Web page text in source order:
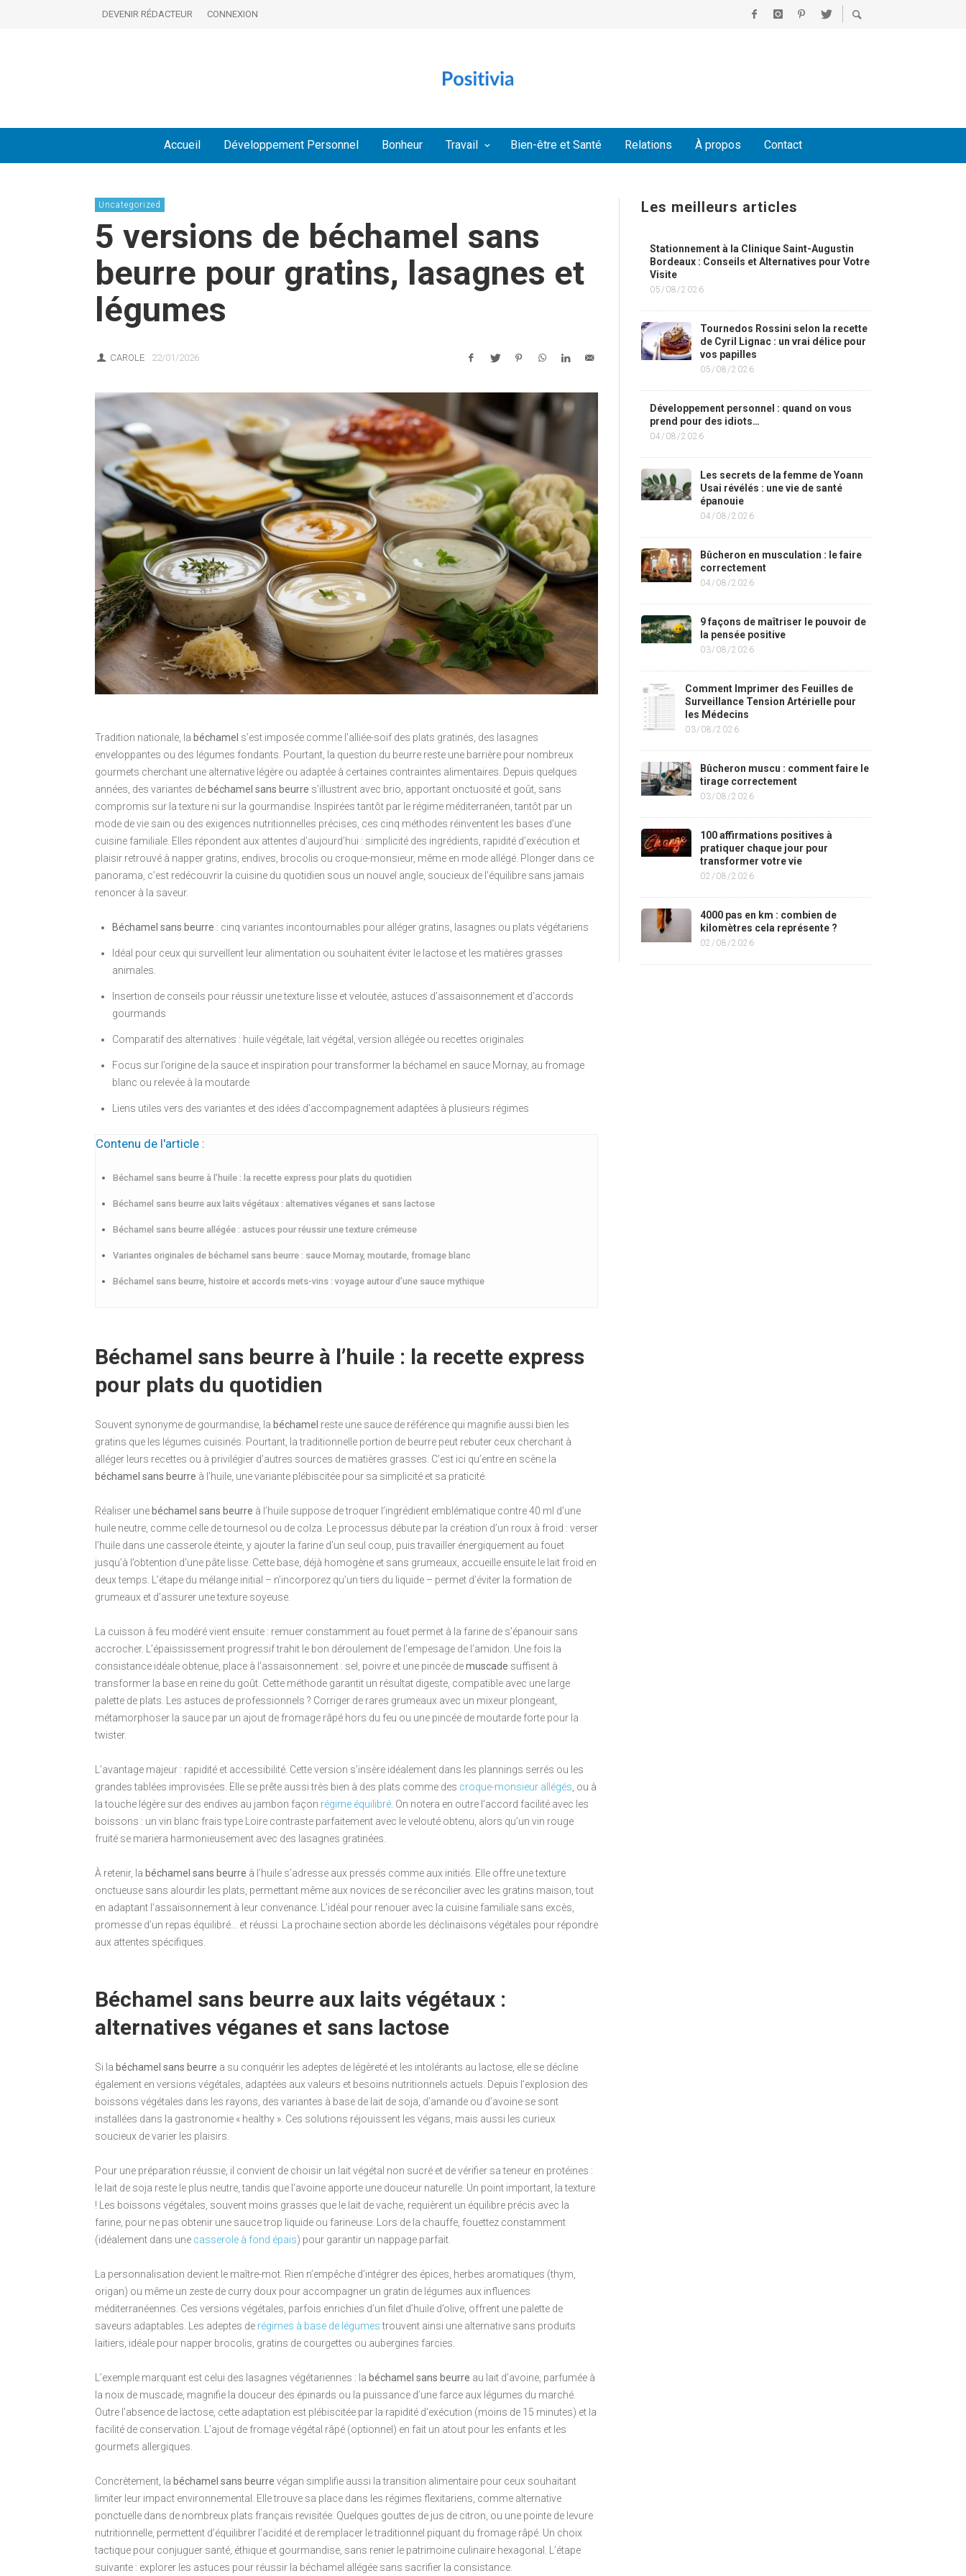
DEVENIR RÉDACTEUR CONNEXION
Accueil Développement Personnel Bonheur Travail Bien-être et Santé Relations À propos Contact
Uncategorized
5 versions de béchamel sans
beurre pour gratins, lasagnes et
légumes
CAROLE 22/01/2026
Tradition nationale, la béchamel s’est imposée comme l’alliée-soif des plats gratinés, des lasagnes
enveloppantes ou des légumes fondants. Pourtant, la question du beurre reste une barrière pour nombreux
gourmets cherchant une alternative légère ou adaptée à certaines contraintes alimentaires. Depuis quelques
années, des variantes de béchamel sans beurre s’illustrent avec brio, apportant onctuosité et goût, sans
compromis sur la texture ni sur la gourmandise. Inspirées tantôt par le régime méditerranéen, tantôt par un
mode de vie sain ou des exigences nutritionnelles précises, ces cinq méthodes réinventent les bases d’une
cuisine familiale. Elles répondent aux attentes d’aujourd’hui : simplicité des ingrédients, rapidité d’exécution et
plaisir retrouvé à napper gratins, endives, brocolis ou croque-monsieur, même en mode allégé. Plonger dans ce
panorama, c’est redécouvrir la cuisine du quotidien sous un nouvel angle, soucieux de l’équilibre sans jamais
renoncer à la saveur.
Béchamel sans beurre : cinq variantes incontournables pour alléger gratins, lasagnes ou plats végétariens
Idéal pour ceux qui surveillent leur alimentation ou souhaitent éviter le lactose et les matières grasses
animales.
Insertion de conseils pour réussir une texture lisse et veloutée, astuces d’assaisonnement et d’accords
gourmands
Comparatif des alternatives : huile végétale, lait végétal, version allégée ou recettes originales
Focus sur l’origine de la sauce et inspiration pour transformer la béchamel en sauce Mornay, au fromage
blanc ou relevée à la moutarde
Liens utiles vers des variantes et des idées d’accompagnement adaptées à plusieurs régimes
Contenu de l'article :
Béchamel sans beurre à l’huile : la recette express pour plats du quotidien
Béchamel sans beurre aux laits végétaux : alternatives véganes et sans lactose
Béchamel sans beurre allégée : astuces pour réussir une texture crémeuse
Variantes originales de béchamel sans beurre : sauce Mornay, moutarde, fromage blanc
Béchamel sans beurre, histoire et accords mets-vins : voyage autour d’une sauce mythique
Béchamel sans beurre à l’huile : la recette express
pour plats du quotidien
Souvent synonyme de gourmandise, la béchamel reste une sauce de référence qui magnifie aussi bien les
gratins que les légumes cuisinés. Pourtant, la traditionnelle portion de beurre peut rebuter ceux cherchant à
alléger leurs recettes ou à privilégier d’autres sources de matières grasses. C’est ici qu’entre en scène la
béchamel sans beurre à l’huile, une variante plébiscitée pour sa simplicité et sa praticité.
Réaliser une béchamel sans beurre à l’huile suppose de troquer l’ingrédient emblématique contre 40 ml d’une
huile neutre, comme celle de tournesol ou de colza. Le processus débute par la création d’un roux à froid : verser
l’huile dans une casserole éteinte, y ajouter la farine d’un seul coup, puis travailler énergiquement au fouet
jusqu’à l’obtention d’une pâte lisse. Cette base, déjà homogène et sans grumeaux, accueille ensuite le lait froid en
deux temps. L’étape du mélange initial – n’incorporez qu’un tiers du liquide – permet d’éviter la formation de
grumeaux et d’assurer une texture soyeuse.
La cuisson à feu modéré vient ensuite : remuer constamment au fouet permet à la farine de s’épanouir sans
accrocher. L’épaississement progressif trahit le bon déroulement de l’empesage de l’amidon. Une fois la
consistance idéale obtenue, place à l’assaisonnement : sel, poivre et une pincée demuscade suffisent à
transformer la base en reine du goût. Cette méthode garantit un résultat digeste, compatible avec une large
palette de plats. Les astuces de professionnels ? Corriger de rares grumeaux avec un mixeur plongeant,
métamorphoser la sauce par un ajout de fromage râpé hors du feu ou une pincée de moutarde forte pour la
twister.
L’avantage majeur : rapidité et accessibilité. Cette version s’insère idéalement dans les plannings serrés ou les
grandes tablées improvisées. Elle se prête aussi très bien à des plats comme des croque-monsieur allégés , ou à
la touche légère sur des endives au jambon façon régime équilibré . On notera en outre l’accord facilité avec les
boissons : un vin blanc frais type Loire contraste parfaitement avec le velouté obtenu, alors qu’un vin rouge
fruité se mariera harmonieusement avec des lasagnes gratinées.
À retenir, la béchamel sans beurre à l’huile s’adresse aux pressés comme aux initiés. Elle offre une texture
onctueuse sans alourdir les plats, permettant même aux novices de se réconcilier avec les gratins maison, tout
en adaptant l’assaisonnement à leur convenance. L’idéal pour renouer avec la cuisine familiale sans excès,
promesse d’un repas équilibré… et réussi. La prochaine section aborde les déclinaisons végétales pour répondre
aux attentes spécifiques.
Béchamel sans beurre aux laits végétaux :
alternatives véganes et sans lactose
Si la béchamel sans beurre a su conquérir les adeptes de légèreté et les intolérants au lactose, elle se décline
également en versions végétales, adaptées aux valeurs et besoins nutritionnels actuels. Depuis l’explosion des
boissons végétales dans les rayons, des variantes à base de lait de soja, d’amande ou d’avoine se sont
installées dans la gastronomie « healthy ». Ces solutions réjouissent les végans, mais aussi les curieux
soucieux de varier les plaisirs.
Pour une préparation réussie, il convient de choisir un lait végétal non sucré et de vérifier sa teneur en protéines :
le lait de soja reste le plus neutre, tandis que l’avoine apporte une douceur naturelle. Un point important, la texture
! Les boissons végétales, souvent moins grasses que le lait de vache, requièrent un équilibre précis avec la
farine, pour ne pas obtenir une sauce trop liquide ou farineuse. Lors de la chauffe, fouettez constamment
(idéalement dans une casserole à fond épais) pour garantir un nappage parfait.
La personnalisation devient le maître-mot. Rien n’empêche d’intégrer des épices, herbes aromatiques (thym,
origan) ou même un zeste de curry doux pour accompagner un gratin de légumes aux influences
méditerranéennes. Ces versions végétales, parfois enrichies d’un filet d’huile d’olive, offrent une palette de
saveurs adaptables. Les adeptes de régimes à base de légumestrouvent ainsi une alternative sans produits
laitiers, idéale pour napper brocolis, gratins de courgettes ou aubergines farcies.
L’exemple marquant est celui des lasagnes végétariennes : la béchamel sans beurre au lait d’avoine, parfumée à
la noix de muscade, magnifie la douceur des épinards ou la puissance d’une farce aux légumes du marché.
Outre l’absence de lactose, cette adaptation est plébiscitée par la rapidité d’exécution (moins de 15 minutes) et la
facilité de conservation. L’ajout de fromage végétal râpé (optionnel) en fait un atout pour les enfants et les
gourmets allergiques.
Concrètement, la béchamel sans beurre végan simplifie aussi la transition alimentaire pour ceux souhaitant
limiter leur impact environnemental. Elle trouve sa place dans les régimes flexitariens, comme alternative
ponctuelle dans de nombreux plats français revisitée. Quelques gouttes de jus de citron, ou une pointe de levure
nutritionnelle, permettent d’équilibrer l’acidité et de remplacer le traditionnel piquant du fromage râpé. Un choix
tactique pour conjuguer santé, éthique et gourmandise, sans renier le patrimoine culinaire hexagonal. L’étape
suivante : explorer les astuces pour réussir la béchamel allégée sans sacrifier la consistance.
Les meilleurs articles
Stationnement à la Clinique Saint-Augustin
Bordeaux : Conseils et Alternatives pour Votre
Visite
05/08/2026
Tournedos Rossini selon la recette
de Cyril Lignac : un vrai délice pour
vos papilles
05/08/2026
Développement personnel : quand on vous
prend pour des idiots…
04/08/2026
Les secrets de la femme de Yoann
Usai révélés : une vie de santé
épanouie
04/08/2026
Bûcheron en musculation : le faire
correctement
04/08/2026
9 façons de maîtriser le pouvoir de
la pensée positive
03/08/2026
Comment Imprimer des Feuilles de
Surveillance Tension Artérielle pour
les Médecins
03/08/2026
Bûcheron muscu : comment faire le
tirage correctement
03/08/2026
100 affirmations positives à
pratiquer chaque jour pour
transformer votre vie
02/08/2026
4000 pas en km : combien de
kilomètres cela représente ?
02/08/2026